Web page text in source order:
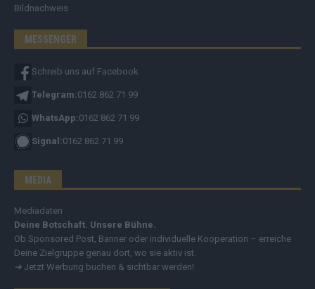
Bildnachweis
MESSENGER
Schreib uns auf Facebook
Telegram:0162 862 71 99
WhatsApp:0162 862 71 99
Signal:0162 862 71 99
MEDIA
Mediadaten
Deine Botschaft. Unsere Bühne.
Ob Sponsored Post, Banner oder individuelle Kooperation – erreiche
Deine Zielgruppe genau dort, wo sie aktiv ist.
➔ Jetzt Werbung buchen & sichtbar werden!